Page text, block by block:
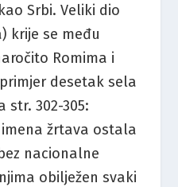
Srbi. Veliki dio
krije se među
Romima i
desetak sela
str. 302-305:
žrtava ostala
nacionalne
obilježen svaki